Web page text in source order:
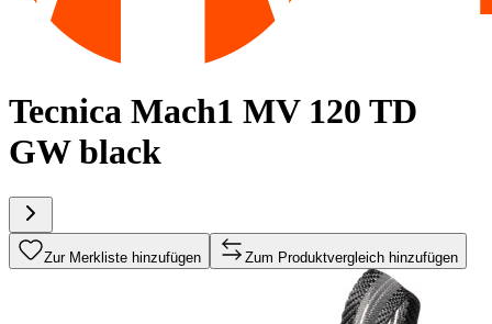
Tecnica Mach1 MV 120 TD
GW black
Zur Merkliste hinzufügen Zum Produktvergleich hinzufügen